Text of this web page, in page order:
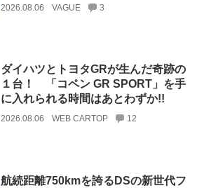
2026.08.06 VAGUE 3
ダイハツとトヨタGRが生んだ奇跡の
１台！ 「コペン GR SPORT」を手
に入れられる時間はあとわずか!!
2026.08.06 WEB CARTOP 12
航続距離750kmを誇るDSの新世代フ